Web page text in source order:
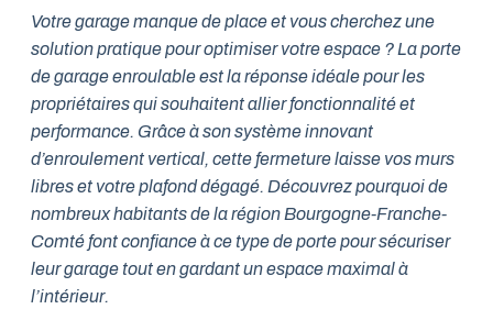
Votre garage manque de place et vous cherchez une
solution pratique pour optimiser votre espace ? La porte
de garage enroulable est la réponse idéale pour les
propriétaires qui souhaitent allier fonctionnalité et
performance. Grâce à son système innovant
d’enroulement vertical, cette fermeture laisse vos murs
libres et votre plafond dégagé. Découvrez pourquoi de
nombreux habitants de la région Bourgogne-Franche-
Comté font confiance à ce type de porte pour sécuriser
leur garage tout en gardant un espace maximal à
l’intérieur.